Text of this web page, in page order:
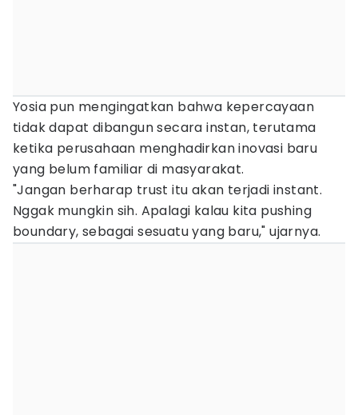
Yosia pun mengingatkan bahwa kepercayaan
tidak dapat dibangun secara instan, terutama
ketika perusahaan menghadirkan inovasi baru
yang belum familiar di masyarakat.
"Jangan berharap trust itu akan terjadi instant.
Nggak mungkin sih. Apalagi kalau kita pushing
boundary, sebagai sesuatu yang baru," ujarnya.